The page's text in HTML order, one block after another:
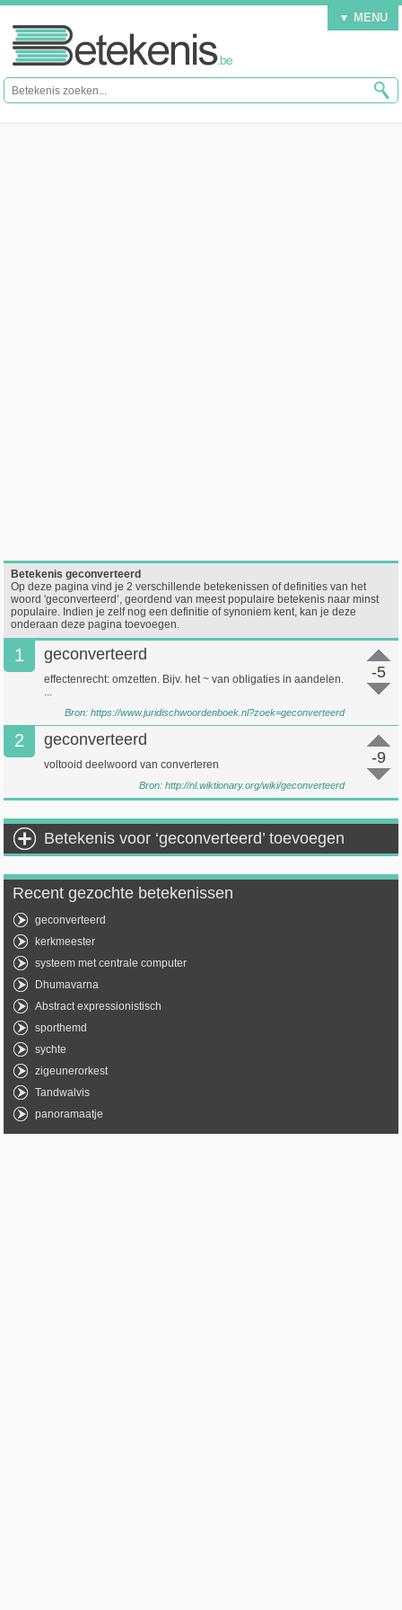
▼ MENU
Betekenis geconverteerd
Op deze pagina vind je 2 verschillende betekenissen of definities van het
woord 'geconverteerd’, geordend van meest populaire betekenis naar minst
populaire. Indien je zelf nog een definitie of synoniem kent, kan je deze
onderaan deze pagina toevoegen.
1
-5
geconverteerd
effectenrecht: omzetten. Bijv. het ~ van obligaties in aandelen.
...
Bron: https://www.juridischwoordenboek.nl?zoek=geconverteerd
2
-9
geconverteerd
voltooid deelwoord van converteren
Bron: http://nl.wiktionary.org/wiki/geconverteerd
Betekenis voor ‘geconverteerd’ toevoegen
Recent gezochte betekenissen
geconverteerd
kerkmeester
systeem met centrale computer
Dhumavarna
Abstract expressionistisch
sporthemd
sychte
zigeunerorkest
Tandwalvis
panoramaatje